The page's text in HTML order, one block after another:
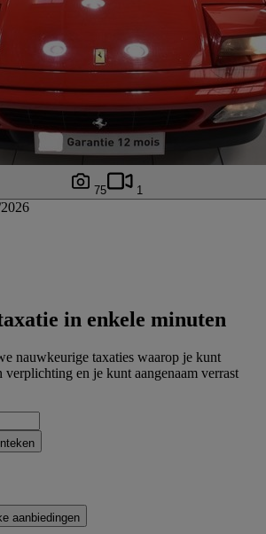
75 1
in enkele minuten
nauwkeurige taxaties waarop je kunt
en je kunt aangenaam verrast
aanbiedingen